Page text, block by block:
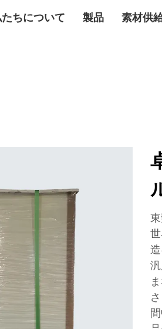
ちについて 製品 素材供